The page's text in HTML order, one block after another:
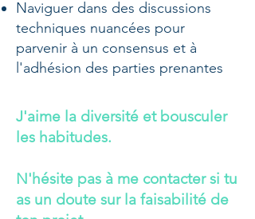
Naviguer dans des discussions
techniques nuancées pour
parvenir à un consensus et à
l'adhésion des parties prenantes
J'aime la diversité et bousculer
les habitudes.
N'hésite pas à me contacter si tu
as un doute sur la faisabilité de